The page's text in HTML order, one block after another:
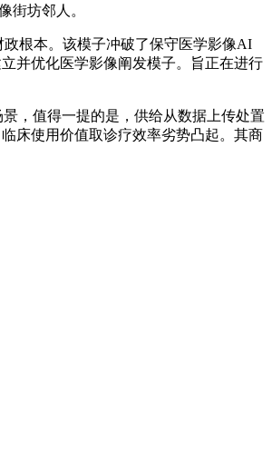
街坊邻人。
根本。该模子冲破了保守医学影像AI
并优化医学影像阐发模子。旨正在进行
，值得一提的是，供给从数据上传处置
床使用价值取诊疗效率劣势凸起。其商